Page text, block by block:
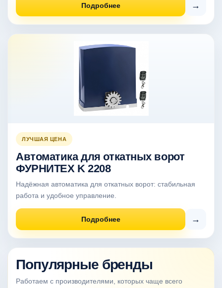
Подробнее →
ЛУЧШАЯ ЦЕНА
Автоматика для откатных ворот
ФУРНИТЕХ K 2208
Надёжная автоматика для откатных ворот: стабильная
работа и удобное управление.
Подробнее →
Популярные бренды
Работаем с производителями, которых чаще всего